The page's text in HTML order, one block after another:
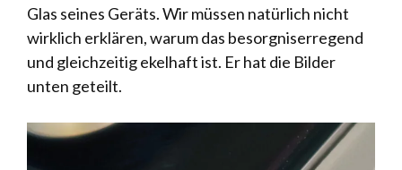
Glas seines Geräts. Wir müssen natürlich nicht
wirklich erklären, warum das besorgniserregend
und gleichzeitig ekelhaft ist. Er hat die Bilder
unten geteilt.